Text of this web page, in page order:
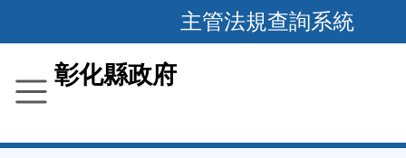
到
要
容
主管法規查詢系統
彰化縣政府